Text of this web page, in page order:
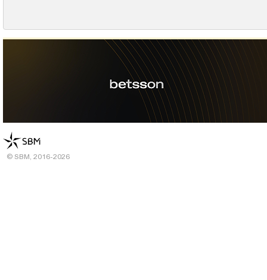
© SBM, 2016-2026